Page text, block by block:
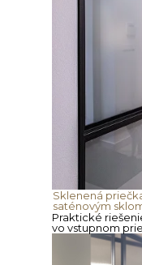
Praktické
vo vstupnom
Sklenená
saténovým